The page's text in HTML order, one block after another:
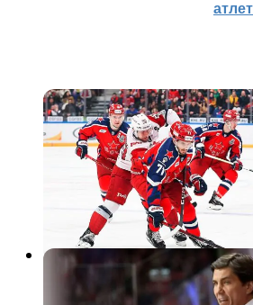
должен
тренерскому
Антон Курьянов должен
штабу ЦСКА позже. Об этом
знакомые с ситуацией. Ранее
новом тренерском штабе